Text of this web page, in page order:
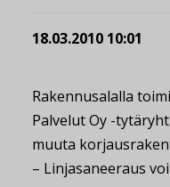
18.03.2010 10:01
Rakennusalalla
Palvelut Oy -
muuta
– Linjasaneeraus